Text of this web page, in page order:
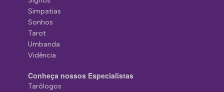
Simpatias
Sonhos
Tarot
Umbanda
Vidência
Conheça nossos Especialistas
Tarólogos